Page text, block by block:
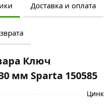
Доставка и оплата
Ключ
мм Sparta 150585
Цинк